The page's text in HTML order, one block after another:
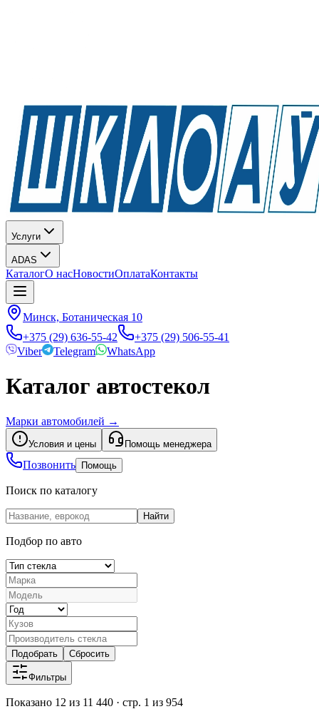
Услуги
ADAS
КаталогО насНовостиОплатаКонтакты
Минск, Ботаническая 10
+375 (29) 636-55-42
+375 (29) 506-55-41
Viber
Telegram WhatsApp
Каталог автостекол
Марки автомобилей →
Условия и цены Помощь менеджера
Позвонить Помощь
Поиск по каталогу
Найти
Подбор по авто
Подобрать Сбросить
Фильтры
Показано 12 из 11 440 · стр. 1 из 954